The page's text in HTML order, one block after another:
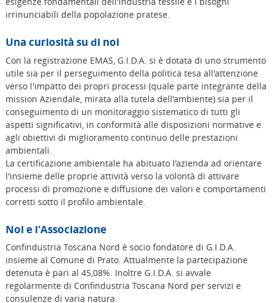
irrinunciabili della popolazione pratese.
Una curiosità su di noi
Con la registrazione EMAS, G.I.D.A. si è dotata di uno strumento
utile sia per il perseguimento della politica tesa all'attenzione
verso l'impatto dei propri processi (quale parte integrante della
mission Aziendale, mirata alla tutela dell'ambiente) sia per il
conseguimento di un monitoraggio sistematico di tutti gli
aspetti significativi, in conformità alle disposizioni normative e
agli obiettivi di miglioramento continuo delle prestazioni
ambientali.
La certificazione ambientale ha abituato l'azienda ad orientare
l'insieme delle proprie attività verso la volontà di attivare
processi di promozione e diffusione dei valori e comportamenti
corretti sotto il profilo ambientale.
Noi e l'Associazione
Confindustria Toscana Nord è socio fondatore di G.I.D.A.
insieme al Comune di Prato. Attualmente la partecipazione
detenuta è pari al 45,08%. Inoltre G.I.D.A. si avvale
regolarmente di Confindustria Toscana Nord per servizi e
consulenze di varia natura.